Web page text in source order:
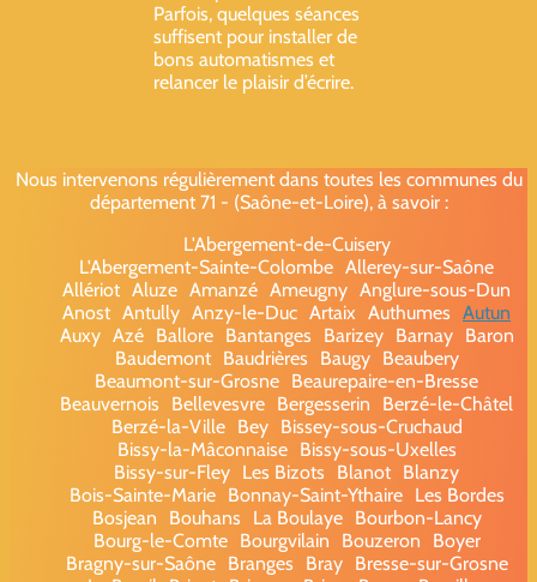
Parfois, quelques séances
suffisent pour installer de
bons automatismes et
relancer le plaisir d’écrire.
Nous intervenons régulièrement dans toutes les communes du
département 71 - (Saône-et-Loire), à savoir :
L'Abergement-de-Cuisery
L'Abergement-Sainte-Colombe Allerey-sur-Saône
Allériot Aluze Amanzé Ameugny Anglure-sous-Dun
Anost Antully Anzy-le-Duc Artaix Authumes Autun
Auxy Azé Ballore Bantanges Barizey Barnay
Baron
Baudemont
Baudrières Baugy
Beaubery
Beaumont-sur-Grosne Beaurepaire-en-Bresse
Beauvernois
Bellevesvre Bergesserin
Berzé-le-Châtel
Berzé-la-Ville
Bey
Bissey-sous-Cruchaud
Bissy-la-Mâconnaise
Bissy-sous-Uxelles
Bissy-sur-Fley Les Bizots Blanot Blanzy
Bois-Sainte-Marie
Bonnay-Saint-Ythaire
Les Bordes
Bosjean
Bouhans La Boulaye
Bourbon-Lancy
Bourg-le-Comte
Bourgvilain Bouzeron
Boyer
Bragny-sur-Saône
Branges Bray
Bresse-sur-Grosne